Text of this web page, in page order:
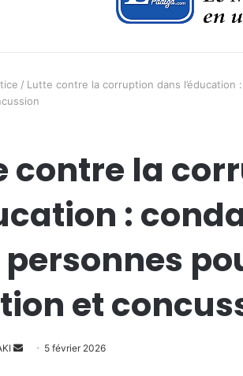
/ Lutte contre la corruption dans
contre la
:
et
Envoyer5 février 2026